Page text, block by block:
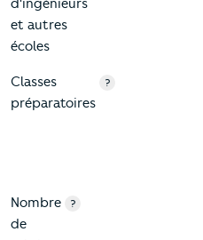
d'ingénieurs
et autres
écoles
Classes
préparatoires
?
Nombre
de
?